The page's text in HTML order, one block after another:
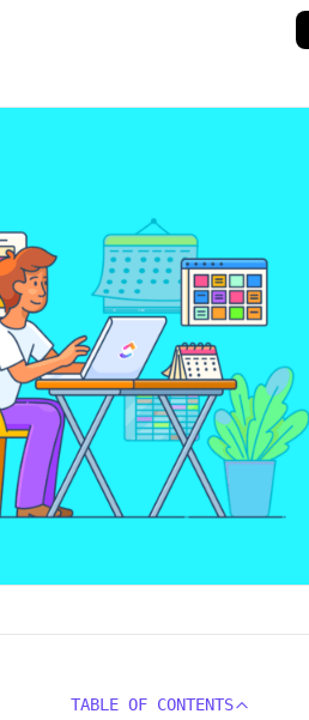
TABLE OF CONTENTS